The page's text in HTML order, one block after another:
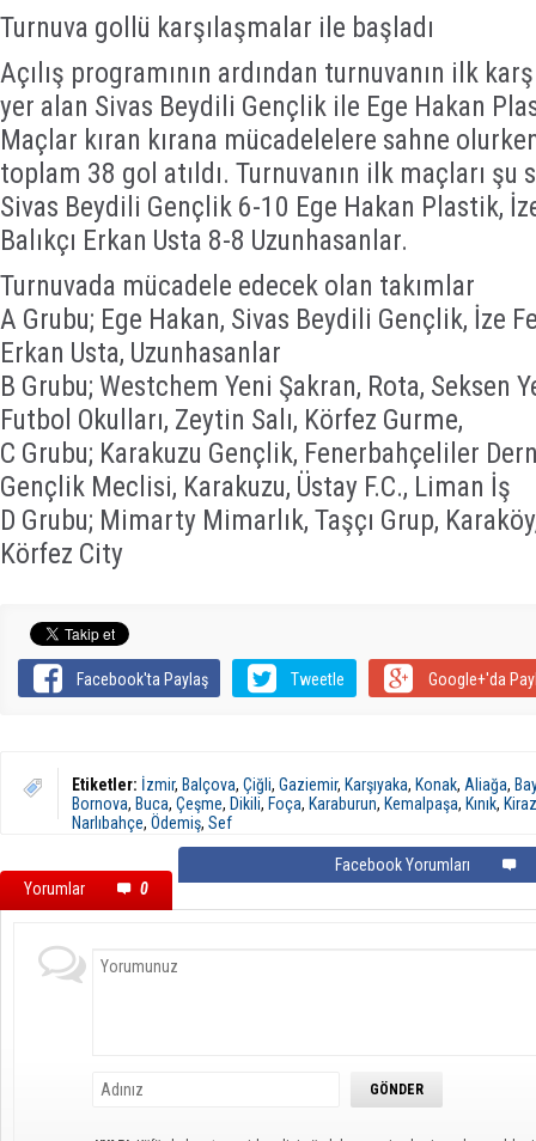
Turnuva gollü karşılaşmalar ile başladı
Açılış programının ardından turnuvanın ilk
yer alan Sivas Beydili Gençlik ile Ege Hakan
Maçlar kıran kırana mücadelelere sahne
toplam 38 gol atıldı. Turnuvanın ilk maçları şu
Sivas Beydili Gençlik 6-10 Ege Hakan Plastik,
Balıkçı Erkan Usta 8-8 Uzunhasanlar.
Turnuvada mücadele edecek olan takımlar
A Grubu; Ege Hakan, Sivas Beydili Gençlik, İze
Erkan Usta, Uzunhasanlar
B Grubu; Westchem Yeni Şakran, Rota, Seksen
Futbol Okulları, Zeytin Salı, Körfez Gurme,
C Grubu; Karakuzu Gençlik, Fenerbahçeliler
Gençlik Meclisi, Karakuzu, Üstay F.C., Liman İş
D Grubu; Mimarty Mimarlık, Taşçı Grup,
Körfez City
Facebook'ta Paylaş Tweetle Google+'da
Etiketler: İzmir, Balçova, Çiğli, Gaziemir, Karşıyaka, Konak, Aliağa,
Bornova, Buca, Çeşme, Dikili, Foça, Karaburun, Kemalpaşa, Kınık, Kiraz
Narlıbahçe, Ödemiş, Sef
Yorumlar 0
Facebook Yorumları